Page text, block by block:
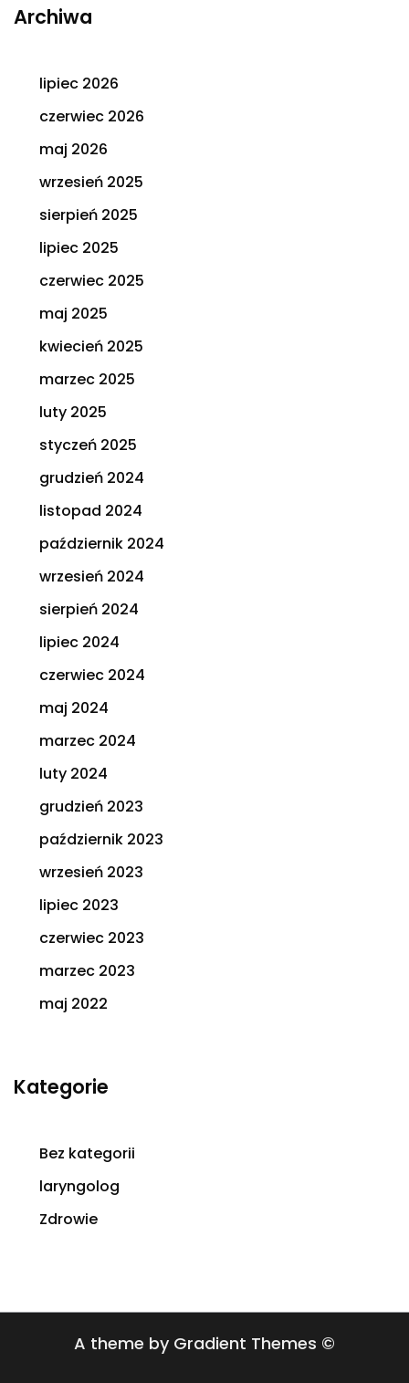
Archiwa
lipiec 2026
czerwiec 2026
maj 2026
wrzesień 2025
sierpień 2025
lipiec 2025
czerwiec 2025
maj 2025
kwiecień 2025
marzec 2025
luty 2025
styczeń 2025
grudzień 2024
listopad 2024
październik 2024
wrzesień 2024
sierpień 2024
lipiec 2024
czerwiec 2024
maj 2024
marzec 2024
luty 2024
grudzień 2023
październik 2023
wrzesień 2023
lipiec 2023
czerwiec 2023
marzec 2023
maj 2022
Kategorie
Bez kategorii
laryngolog
Zdrowie
A theme by Gradient Themes ©